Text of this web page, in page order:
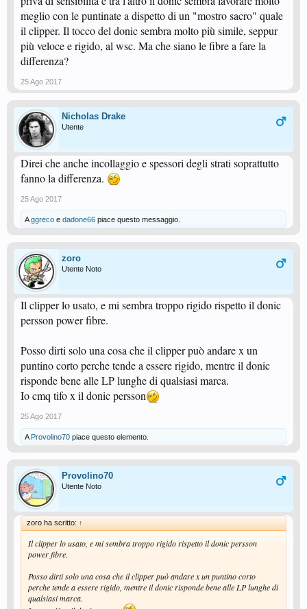
meglio con le puntinate a dispetto di un "mostro sacro" quale
il clipper. Il tocco del donic sembra molto più simile, seppur
più veloce e rigido, al wsc. Ma che siano le fibre a fare la
differenza?
25 Ago 2017
Nicholas Drake
Utente
Direi che anche incollaggio e spessori degli strati soprattutto
fanno la differenza.
25 Ago 2017
Aggreco e dadone66 piace questo messaggio.
zoro
Utente Noto
Il clipper lo usato, e mi sembra troppo rigido rispetto il donic
persson power fibre.
Posso dirti solo una cosa che il clipper può andare x un
puntino corto perche tende a essere rigido, mentre il donic
risponde bene alle LP lunghe di qualsiasi marca.
Io cmq tifo x il donic persson
25 Ago 2017
A Provolino70 piace questo elemento.
Provolino70
Utente Noto
zoro ha scritto: ↑
Il clipper lo usato, e mi sembra troppo rigido rispetto il donic persson
power fibre.
Posso dirti solo una cosa che il clipper può andare x un puntino corto
perche tende a essere rigido, mentre il donic risponde bene alle LP lunghe di
qualsiasi marca.